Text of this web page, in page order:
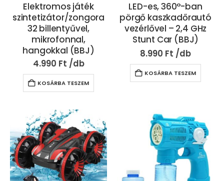
Elektromos játék
szintetizátor/zongora
32 billentyűvel,
mikrofonnal,
hangokkal (BBJ)
4.990 Ft
KOSÁRBA TESZEM
LED-es, 360°-ban
pörgő kaszkadőrautó
vezérlővel – 2,4 GHz
Stunt Car (BBJ)
8.990 Ft
KOSÁRBA TESZEM